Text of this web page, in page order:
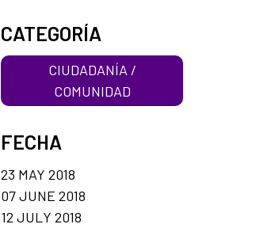
CATEGORÍA
CIUDADANÍA /
COMUNIDAD
FECHA
23 MAY 2018
07 JUNE 2018
12 JULY 2018